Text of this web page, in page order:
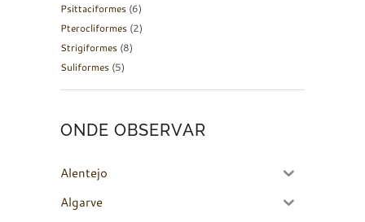
Psittaciformes (6)
Pterocliformes (2)
Strigiformes (8)
Suliformes (5)
ONDE OBSERVAR
Alentejo
Algarve